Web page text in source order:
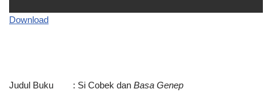
Download
Judul Buku : Si Cobek dan Basa Genep